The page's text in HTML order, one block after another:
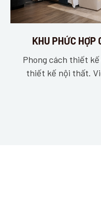
KHU PHỨC HỢP
Phong cách thiết
thiết kế nội thất.